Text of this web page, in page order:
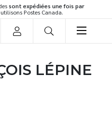
sont expédiées une fois par
Postes Canada.
LÉPINE